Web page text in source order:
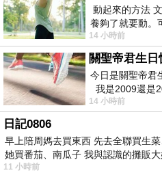
=>點此取得優惠<=
動起來的方
養夠了就要動。
14 小時前
關聖帝君生日
今日是關聖帝君
我是2009還是
一個奇摩交友的
14 小時前
日記0806
早上陪周媽去買東西 先去全聯買生
她買番茄、南瓜子 我與認識的攤販
11 小時前